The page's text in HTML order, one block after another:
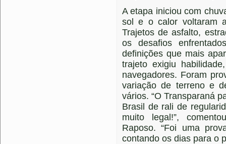
A etapa iniciou com
sol e o calor voltaram
Trajetos de asfalto,
os desafios
definições que mais
trajeto exigiu
navegadores. Foram
variação de terreno e
vários. “O Transparaná
Brasil de rali de
muito legal!”,
Raposo. “Foi uma
contando os dias para o